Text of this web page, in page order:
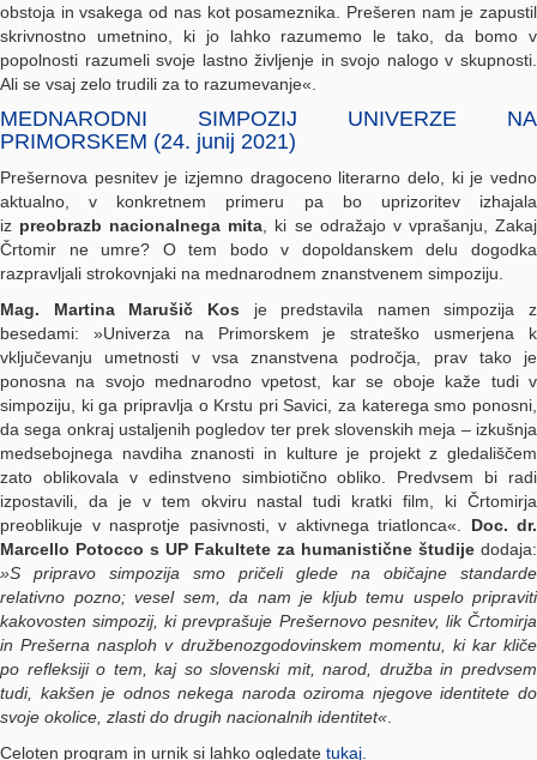
obstoja in vsakega od nas kot posameznika. Prešeren nam je zapustil
skrivnostno umetnino, ki jo lahko razumemo le tako, da bomo v
popolnosti razumeli svoje lastno življenje in svojo nalogo v skupnosti.
Ali se vsaj zelo trudili za to razumevanje«.
MEDNARODNI SIMPOZIJ UNIVERZE NA
PRIMORSKEM (24. junij 2021)
Prešernova pesnitev je izjemno dragoceno literarno delo, ki je vedno
aktualno, v konkretnem primeru pa bo uprizoritev izhajala
iz preobrazb nacionalnega mita , ki se odražajo v vprašanju, Zakaj
Črtomir ne umre? O tem bodo v dopoldanskem delu dogodka
razpravljali strokovnjaki na mednarodnem znanstvenem simpoziju.
Mag. Martina Marušič Kos je predstavila namen simpozija z
besedami: »Univerza na Primorskem je strateško usmerjena k
vključevanju umetnosti v vsa znanstvena področja, prav tako je
ponosna na svojo mednarodno vpetost, kar se oboje kaže tudi v
simpoziju, ki ga pripravlja o Krstu pri Savici, za katerega smo ponosni,
da sega onkraj ustaljenih pogledov ter prek slovenskih meja – izkušnja
medsebojnega navdiha znanosti in kulture je projekt z gledališčem
zato oblikovala v edinstveno simbiotično obliko. Predvsem bi radi
izpostavili, da je v tem okviru nastal tudi kratki film, ki Črtomirja
preoblikuje v nasprotje pasivnosti, v aktivnega triatlonca«. Doc. dr.
Marcello Potocco s UP Fakultete za humanistične študije dodaja:
»S pripravo simpozija smo pričeli glede na običajne standarde
relativno pozno; vesel sem, da nam je kljub temu uspelo pripraviti
kakovosten simpozij, ki prevprašuje Prešernovo pesnitev, lik Črtomirja
in Prešerna nasploh v družbenozgodovinskem momentu, ki kar kliče
po refleksiji o tem, kaj so slovenski mit, narod, družba in predvsem
tudi, kakšen je odnos nekega naroda oziroma njegove identitete do
svoje okolice, zlasti do drugih nacionalnih identitet«
Celoten program in urnik si lahko ogledate tukaj